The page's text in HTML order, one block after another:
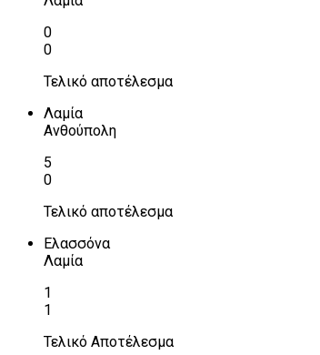
0
0
Τελικό αποτέλεσμα
Λαμία
Ανθούπολη
5
0
Τελικό αποτέλεσμα
Ελασσόνα
Λαμία
1
1
Τελικό Αποτέλεσμα